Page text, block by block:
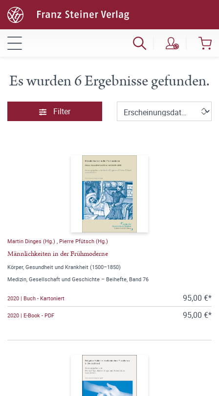
Es wurden 6 Ergebnisse gefunden.
Filter
Martin Dinges (Hg.) , Pierre Pfütsch (Hg.)
Männlichkeiten in der Frühmoderne
Körper, Gesundheit und Krankheit (1500–1850)
Medizin, Gesellschaft und Geschichte – Beihefte, Band 76
2020 | Buch - Kartoniert 95,00 €*
2020 | E-Book - PDF 95,00 €*